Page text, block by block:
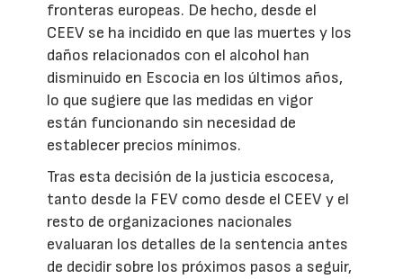
fronteras europeas. De hecho, desde el
CEEV se ha incidido en que las muertes y los
daños relacionados con el alcohol han
disminuido en Escocia en los últimos años,
lo que sugiere que las medidas en vigor
están funcionando sin necesidad de
establecer precios mínimos.
Tras esta decisión de la justicia escocesa,
tanto desde la FEV como desde el CEEV y el
resto de organizaciones nacionales
evaluaran los detalles de la sentencia antes
de decidir sobre los próximos pasos a seguir,